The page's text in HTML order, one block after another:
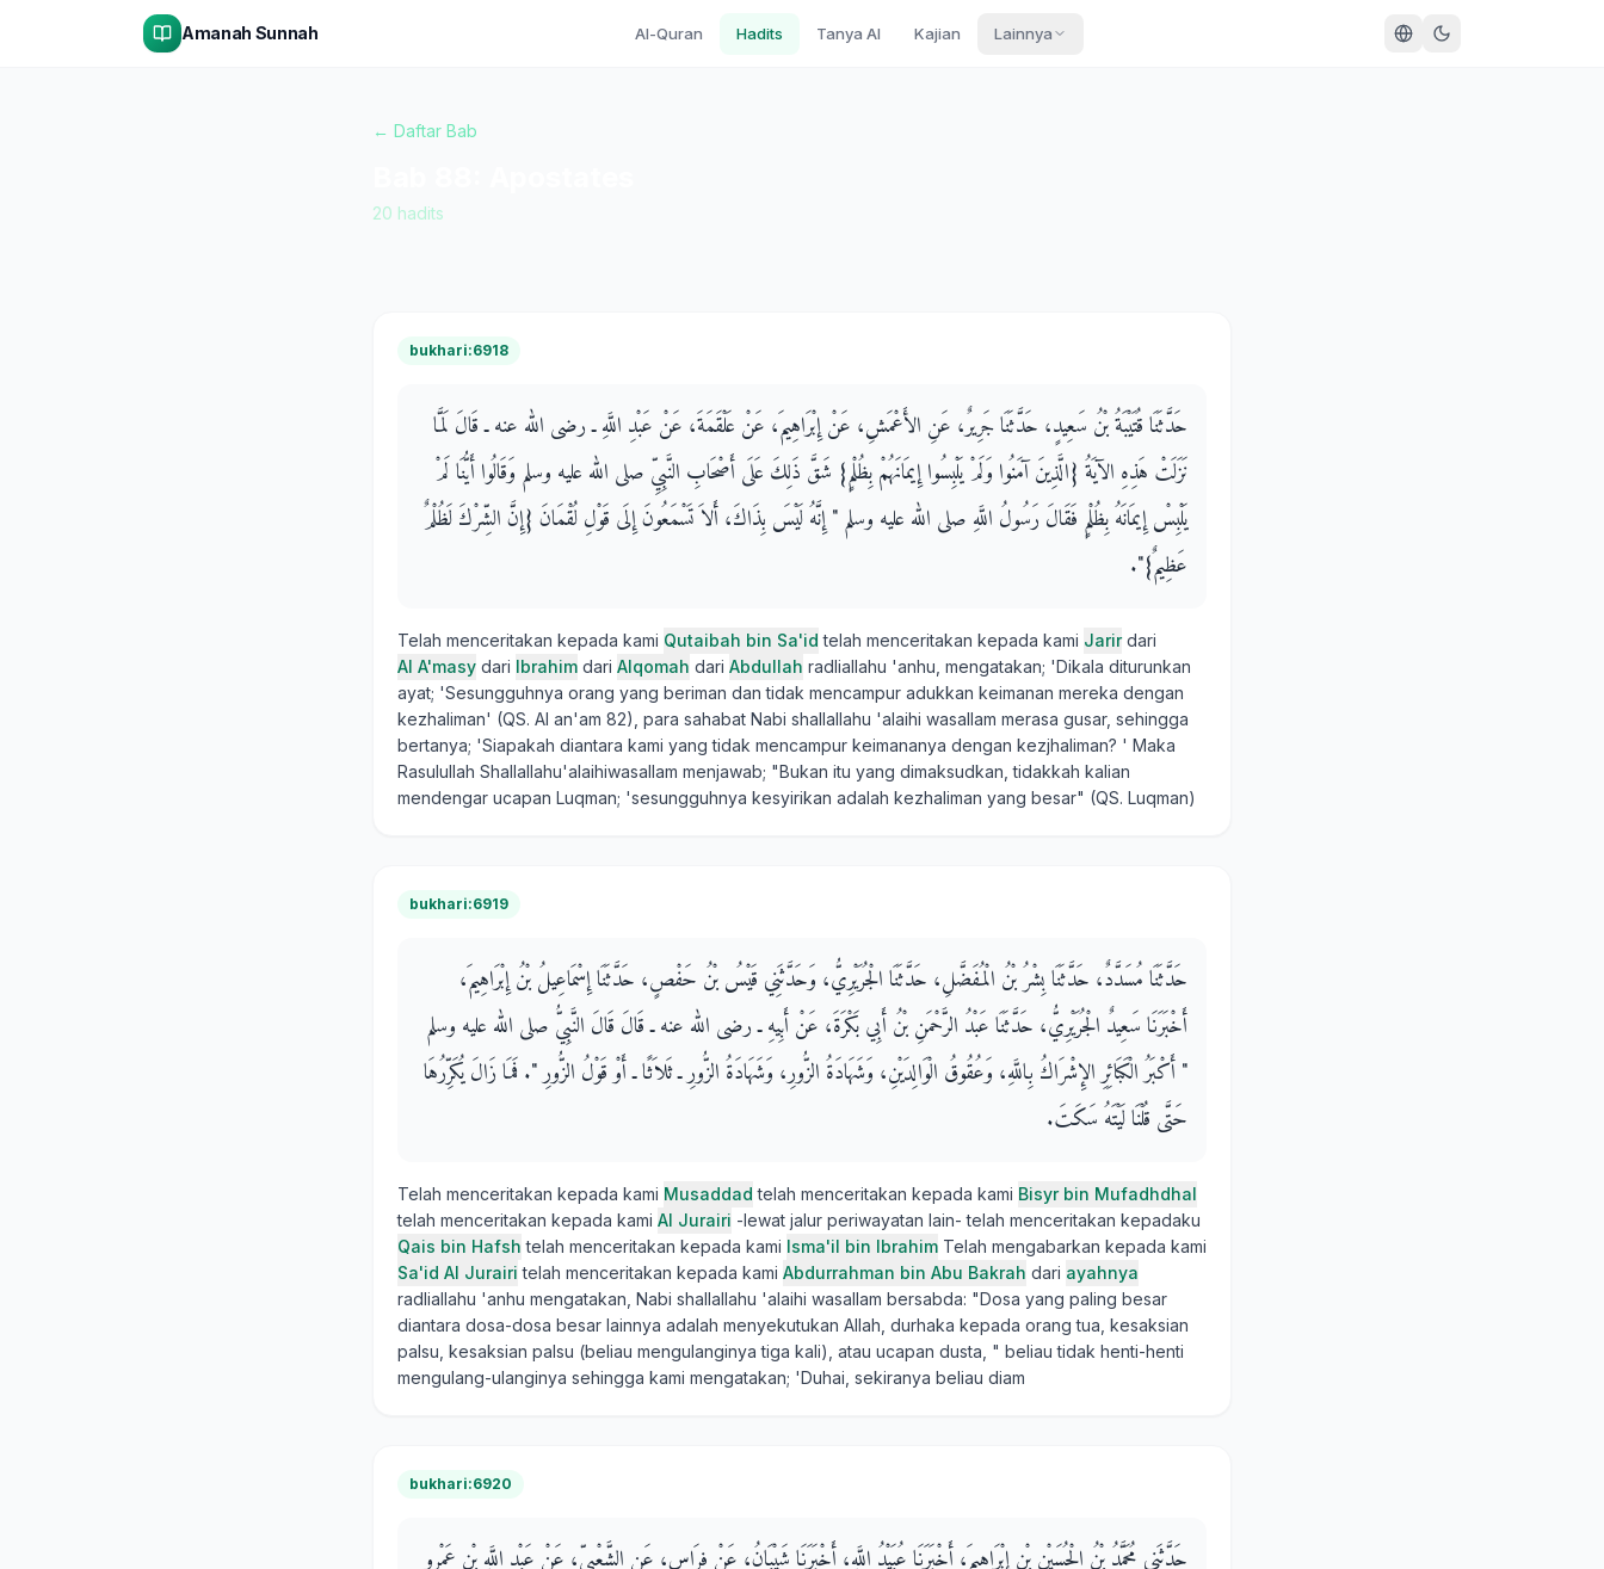
Amanah Sunnah Al-Quran Hadits Tanya AI Kajian Lainnya
← Daftar Bab
20 hadits
bukhari:6918
حَدَّثَنَا قُتَيْبَةُ بْنُ سَعِيدٍ، حَدَّثَنَا جَرِيرٌ، عَنِ الأَعْمَشِ، عَنْ إِبْرَاهِيمَ، عَنْ عَلْقَمَةَ، عَنْ عَبْدِ اللَّهِ ـ رضى الله عنه ـ قَالَ لَمَّا
نَزَلَتْ هَذِهِ الآيَةُ ‏{‏الَّذِينَ آمَنُوا وَلَمْ يَلْبِسُوا إِيمَانَهُمْ بِظُلْمٍ‏}‏ شَقَّ ذَلِكَ عَلَى أَصْحَابِ النَّبِيِّ صلى الله عليه وسلم وَقَالُوا أَيُّنَا لَمْ
يَلْبِسْ إِيمَانَهُ بِظُلْمٍ فَقَالَ رَسُولُ اللَّهِ صلى الله عليه وسلم ‏"‏ إِنَّهُ لَيْسَ بِذَاكَ، أَلاَ تَسْمَعُونَ إِلَى قَوْلِ لُقْمَانَ ‏{‏إِنَّ الشِّرْكَ لَظُلْمٌ
عَظِيمٌ‏}‏‏"‏‏.‏
Telah menceritakan kepada kami Qutaibah bin Sa'id telah menceritakan kepada kami Jarirdari
Al A'masy dari Ibrahim dari Alqomah dari Abdullah radliallahu 'anhu, mengatakan; 'Dikala diturunkan
ayat; 'Sesungguhnya orang yang beriman dan tidak mencampur adukkan keimanan mereka dengan
kezhaliman' (QS. Al an'am 82), para sahabat Nabi shallallahu 'alaihi wasallam merasa gusar, sehingga
bertanya; 'Siapakah diantara kami yang tidak mencampur keimananya dengan kezjhaliman? ' Maka
Rasulullah Shallallahu'alaihiwasallam menjawab; "Bukan itu yang dimaksudkan, tidakkah kalian
mendengar ucapan Luqman; 'sesungguhnya kesyirikan adalah kezhaliman yang besar" (QS. Luqman)
bukhari:6919
حَدَّثَنَا مُسَدَّدٌ، حَدَّثَنَا بِشْرُ بْنُ الْمُفَضَّلِ، حَدَّثَنَا الْجُرَيْرِيُّ، وَحَدَّثَنِي قَيْسُ بْنُ حَفْصٍ، حَدَّثَنَا إِسْمَاعِيلُ بْنُ إِبْرَاهِيمَ،
أَخْبَرَنَا سَعِيدٌ الْجُرَيْرِيُّ، حَدَّثَنَا عَبْدُ الرَّحْمَنِ بْنُ أَبِي بَكْرَةَ، عَنْ أَبِيهِ ـ رضى الله عنه ـ قَالَ قَالَ النَّبِيُّ صلى الله عليه وسلم ‏
"‏ أَكْبَرُ الْكَبَائِرِ الإِشْرَاكُ بِاللَّهِ، وَعُقُوقُ الْوَالِدَيْنِ، وَشَهَادَةُ الزُّورِ، وَشَهَادَةُ الزُّورِ ـ ثَلاَثًا ـ أَوْ قَوْلُ الزُّورِ ‏"‏‏.‏ فَمَا زَالَ يُكَرِّرُهَا
حَتَّى قُلْنَا لَيْتَهُ سَكَتَ‏.‏
Telah menceritakan kepada kami Musaddad telah menceritakan kepada kami Bisyr bin Mufadhdhal
telah menceritakan kepada kami Al Jurairi -lewat jalur periwayatan lain- telah menceritakan kepadaku
Qais bin Hafsh telah menceritakan kepada kami Isma'il bin Ibrahim Telah mengabarkan kepada kami
Sa'id Al Jurairi telah menceritakan kepada kami Abdurrahman bin Abu Bakrah dari ayahnya
radliallahu 'anhu mengatakan, Nabi shallallahu 'alaihi wasallam bersabda: "Dosa yang paling besar
diantara dosa-dosa besar lainnya adalah menyekutukan Allah, durhaka kepada orang tua, kesaksian
palsu, kesaksian palsu (beliau mengulanginya tiga kali), atau ucapan dusta, " beliau tidak henti-henti
mengulang-ulanginya sehingga kami mengatakan; 'Duhai, sekiranya beliau diam
bukhari:6920
حَدَّثَنِي مُحَمَّدُ بْنُ الْحُسَيْنِ بْنِ إِبْرَاهِيمَ، أَخْبَرَنَا عُبَيْدُ اللَّهِ، أَخْبَرَنَا شَيْبَانُ، عَنْ فِرَاسٍ، عَنِ الشَّعْبِيِّ، عَنْ عَبْدِ اللَّهِ بْنِ عَمْرٍو